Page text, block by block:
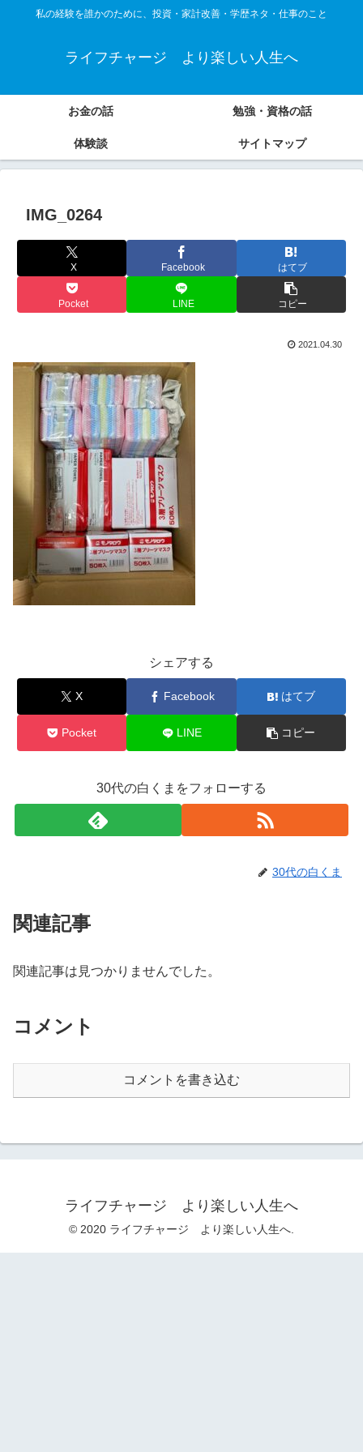
私の経験を誰かのために、投資・家計改善・学歴ネタ・仕事のこと
ライフチャージ より楽しい人生へ
お金の話 勉強・資格の話
体験談 サイトマップ
IMG_0264
X Facebook はてブ
Pocket LINE コピー
2021.04.30
シェアする
X Facebook はてブ
Pocket LINE コピー
30代の白くまをフォローする
30代の白くま
関連記事
関連記事は見つかりませんでした。
コメント
コメントを書き込む
ライフチャージ より楽しい人生へ
© 2020 ライフチャージ より楽しい人生へ.